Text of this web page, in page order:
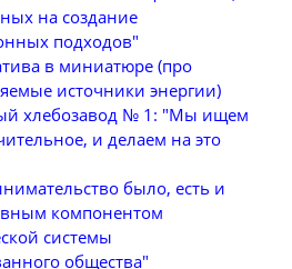
на создание
подходов"
в миниатюре (про
источники энергии)
хлебозавод № 1: "Мы ищем
и делаем на это
было, есть и
компонентом
системы
общества"